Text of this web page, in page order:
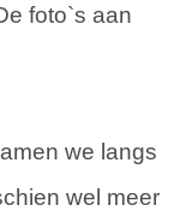
foto`s aan
we langs
wel meer